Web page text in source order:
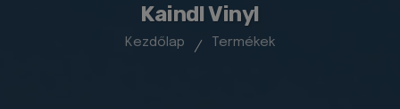
Kaindl Vinyl
Kezdőlap Termékek